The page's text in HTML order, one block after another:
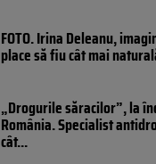
FOTO. Irina Deleanu,
place să fiu cât mai
„Drogurile săracilor”, la
România. Specialist
cât...